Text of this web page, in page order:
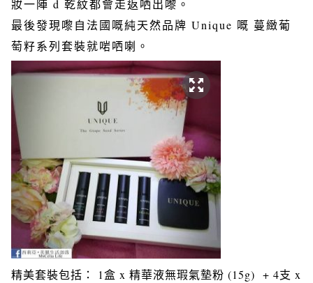
妝一陣 d 乾紋都會走返哂出嚟。
最後發現嚟自法國嘅純天然品牌 Unique 嘅 蔓緻葡
萄籽系列套裝就啱哂喇。
精美套裝包括： 1盒 x 精華液無瑕氣墊粉 (15g) + 4支 x